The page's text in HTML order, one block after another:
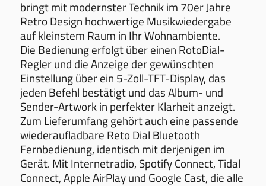
bringt mit modernster Technik im 70er Jahre
Retro Design hochwertige Musikwiedergabe
auf kleinstem Raum in Ihr Wohnambiente.
Die Bedienung erfolgt über einen RotoDial-
Regler und die Anzeige der gewünschten
Einstellung über ein 5-Zoll-TFT-Display, das
jeden Befehl bestätigt und das Album- und
Sender-Artwork in perfekter Klarheit anzeigt.
Zum Lieferumfang gehört auch eine passende
wiederaufladbare Reto Dial Bluetooth
Fernbedienung, identisch mit derjenigen im
Gerät. Mit Internetradio, Spotify Connect, Tidal
Connect, Apple AirPlay und Google Cast, die alle